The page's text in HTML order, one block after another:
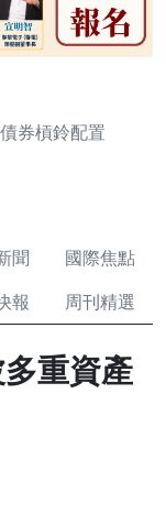
券槓鈴配置
聞
國際焦點
報 周刊精選
重資產